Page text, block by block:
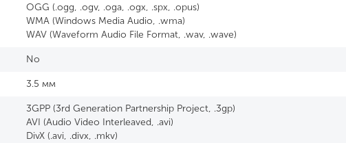
OGG (.ogg, .ogv, .oga, .ogx, .spx, .opus)
WMA (Windows Media Audio, .wma)
WAV (Waveform Audio File Format, .wav, .wave)
No
3.5 мм
3GPP (3rd Generation Partnership Project, .3gp)
AVI (Audio Video Interleaved, .avi)
DivX (.avi, .divx, .mkv)